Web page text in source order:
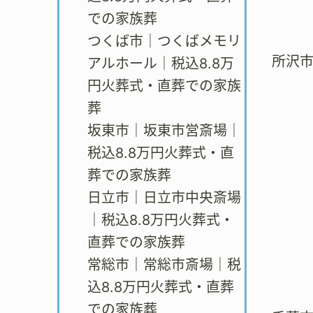
での家族葬
つくば市｜つくばメモリ
アルホール｜税込8.8万
円火葬式・直葬での家族
葬
坂東市｜坂東市営斎場｜
税込8.8万円火葬式・直
葬での家族葬
日立市｜日立市中央斎場
｜税込8.8万円火葬式・
直葬での家族葬
常総市｜常総市斎場｜税
込8.8万円火葬式・直葬
所沢